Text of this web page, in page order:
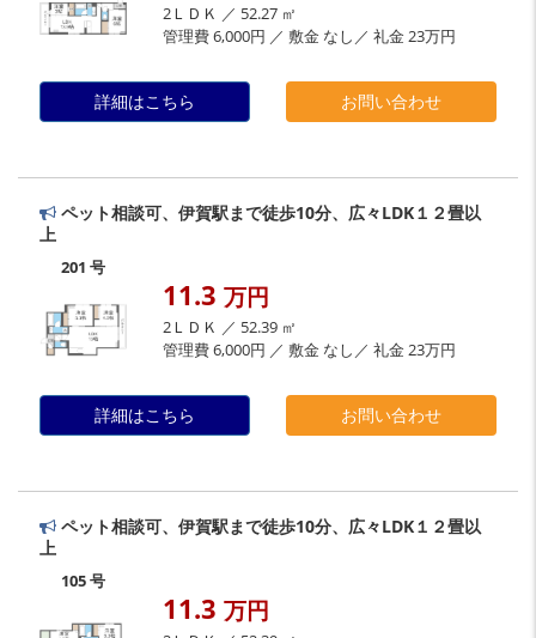
2ＬＤＫ ／ 52.27 ㎡
管理費 6,000円 ／ 敷金 なし／ 礼金 23万円
詳細はこちら お問い合わせ
ペット相談可、伊賀駅まで徒歩10分、広々LDK１２畳以
上
201 号
11.3 万円
2ＬＤＫ ／ 52.39 ㎡
管理費 6,000円 ／ 敷金 なし／ 礼金 23万円
詳細はこちら お問い合わせ
ペット相談可、伊賀駅まで徒歩10分、広々LDK１２畳以
上
105 号
11.3 万円